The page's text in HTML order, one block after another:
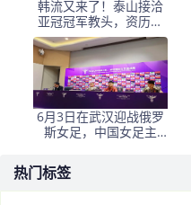
韩流又来了！泰山接洽
亚冠冠军教头，资历与
名气全面压过徐正源
6月3日在武汉迎战俄罗
斯女足，中国女足主
热门标签